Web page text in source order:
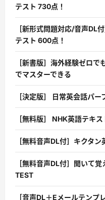
テスト 730点！
［新形式問題対応/音声DL
テスト 600点！
［新書版］海外経験ゼロで
でマスターできる
［決定版］ 日常英会話パー
［無料版］ NHK英語テキ
［無料音声DL付］キクタン
［無料音声DL付］聞いて覚
TEST
［音声DL＋Eメールテン